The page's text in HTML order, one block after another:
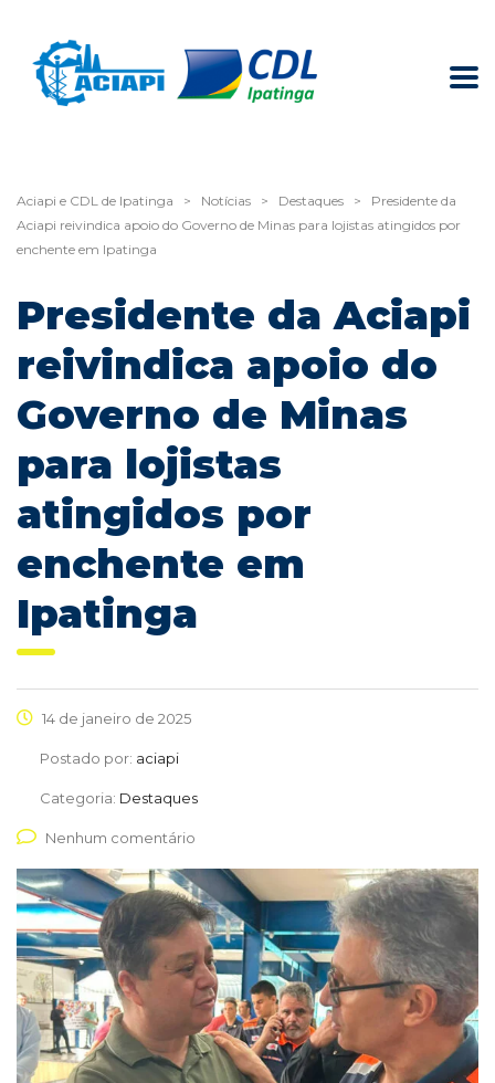
Aciapi e CDL de Ipatinga > Notícias > Destaques >
Presidente da
Aciapi reivindica apoio do Governo de Minas para lojistas atingidos por
enchente em Ipatinga
Presidente da Aciapi
reivindica apoio do
Governo de Minas
para lojistas
atingidos por
enchente em
Ipatinga
14 de janeiro de 2025
Postado por: aciapi
Categoria: Destaques
Nenhum comentário